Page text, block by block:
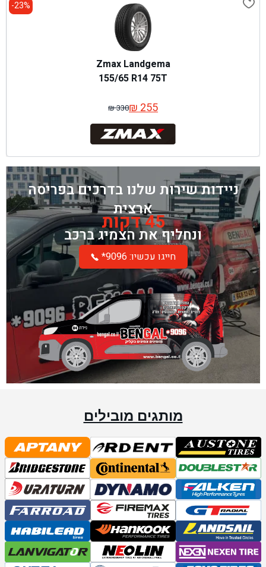
23%-
Zmax Landgema
155/65 R14 75T
₪330
המחיר
המקורי
היה:
₪ 330.
₪255 המחיר
הנוכחי
הוא:
₪ 255.
ניידות שירות שלנו בדרכים בפריסה
ארצית
45 דקות
ונחליף את הצמיג ברכב
*חייגו עכשיו: 9096
מותגים מובילים